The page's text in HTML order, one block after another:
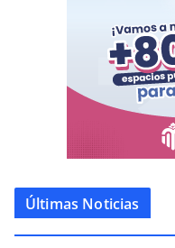
Últimas Noticias